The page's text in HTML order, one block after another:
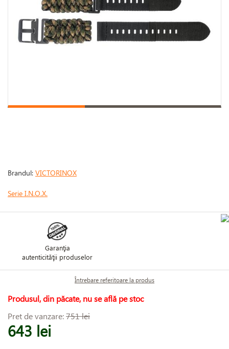
Brandul: VICTORINOX
Serie I.N.O.X.
Garanţia
autenticităţii produselor
Întrebare referitoare la produs
Produsul, din păcate, nu se află pe stoc
Pret de vanzare:751 lei
643 lei